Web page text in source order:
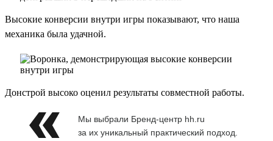
Высокие конверсии внутри игры показывают, что наша
механика была удачной.
Донстрой высоко оценил результаты совместной работы.
Мы выбрали Бренд-центр hh.ru
за их уникальный практический подход.